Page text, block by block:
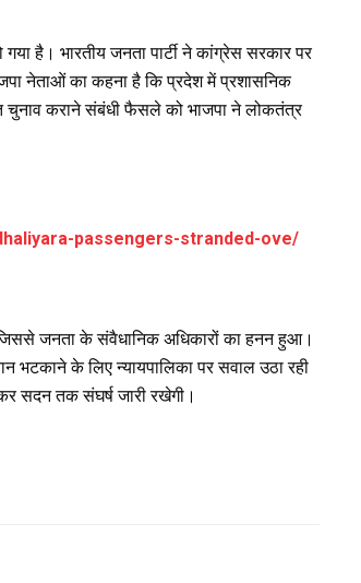
है। भारतीय जनता पार्टी ने कांग्रेस सरकार पर
नेताओं का कहना है कि प्रदेश में प्रशासनिक
चुनाव कराने संबंधी फैसले को भाजपा ने लोकतंत्र
passengers-stranded-ove/
जनता के संवैधानिक अधिकारों का हनन हुआ।
भटकाने के लिए न्यायपालिका पर सवाल उठा रही
सदन तक संघर्ष जारी रखेगी।